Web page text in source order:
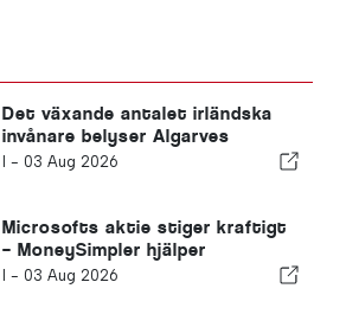
Det växande antalet irländska
invånare belyser Algarves
utveckling till en plats där man
I - 03 Aug 2026
Microsofts aktie stiger kraftigt
– MoneySimpler hjälper
investerare att skapa passiv
I - 03 Aug 2026